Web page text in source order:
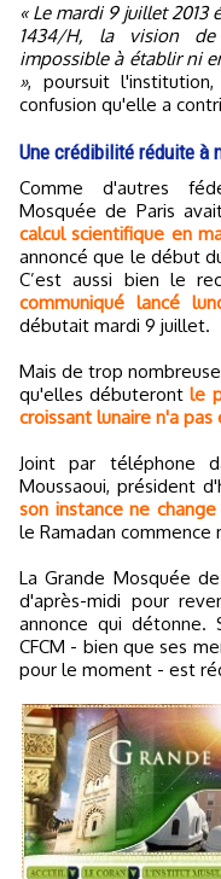
« Le mardi 9 juillet 2013
1434/H, la vision
impossible à établir ni
», poursuit
confusion qu'elle a
Une crédibilité réduite à
Comme d'autres fédérations musulmanes, la Grande
Mosquée de Paris
calcul scientifique en
annoncé que le début
C’est aussi bien le
communiqué lancé
débutait mardi 9 juillet.
Mais de trop
qu'elles débuterontle
croissant lunaire n'a
Joint par téléphone
Moussaoui, président
son instance ne
le Ramadan commence
La Grande Mosquée
d'après-midi pour
annonce qui
CFCM - bien que ses
pour le moment - est